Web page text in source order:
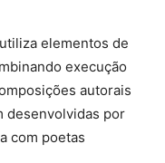
elementos de
execução
autorais
desenvolvidas por
com poetas